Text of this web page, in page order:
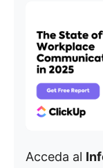
Acceda al